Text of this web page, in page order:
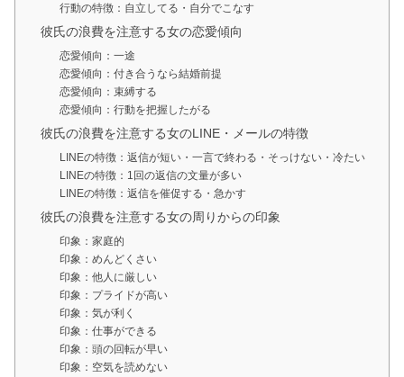
行動の特徴：自立してる・自分でこなす
彼氏の浪費を注意する女の恋愛傾向
恋愛傾向：一途
恋愛傾向：付き合うなら結婚前提
恋愛傾向：束縛する
恋愛傾向：行動を把握したがる
彼氏の浪費を注意する女のLINE・メールの特徴
LINEの特徴：返信が短い・一言で終わる・そっけない・冷たい
LINEの特徴：1回の返信の文量が多い
LINEの特徴：返信を催促する・急かす
彼氏の浪費を注意する女の周りからの印象
印象：家庭的
印象：めんどくさい
印象：他人に厳しい
印象：プライドが高い
印象：気が利く
印象：仕事ができる
印象：頭の回転が早い
印象：空気を読めない